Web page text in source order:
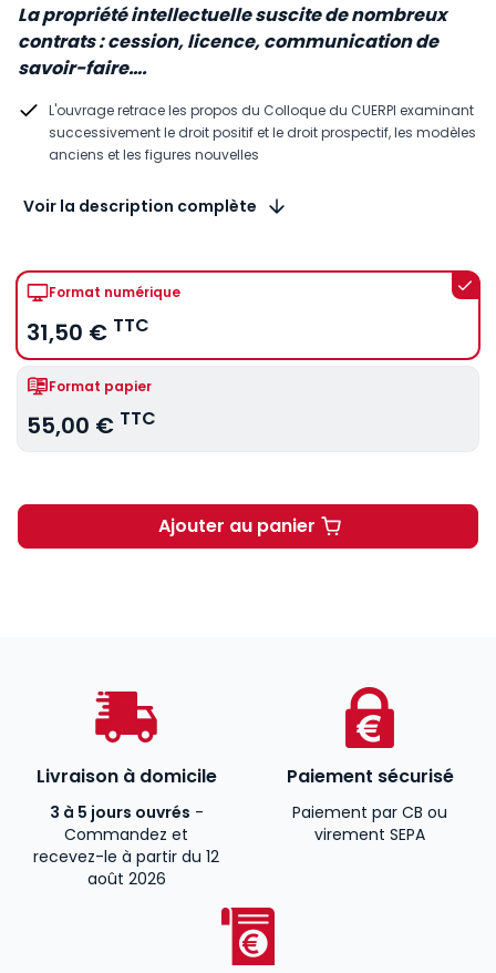
La propriété intellectuelle suscite de nombreux
contrats : cession, licence, communication de
savoir-faire….
L'ouvrage retrace les propos du Colloque du CUERPI examinant
successivement le droit positif et le droit prospectif, les modèles
anciens et les figures nouvelles
Voir la description complète
Format numérique
31,50 € TTC
Format papier
55,00 € TTC
Ajouter au panierLes contrats de la
Livraison à domicile
3 à 5 jours ouvrés -
Commandez et
recevez-le à partir du 12
août 2026
Paiement sécurisé
Paiement par CB ou
virement SEPA